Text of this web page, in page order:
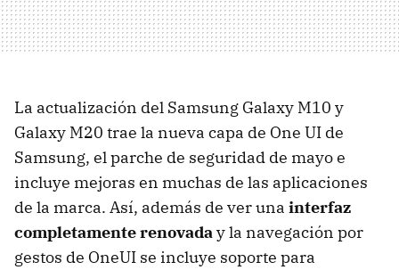
La actualización del Samsung Galaxy M10 y
Galaxy M20 trae la nueva capa de One UI de
Samsung, el parche de seguridad de mayo e
incluye mejoras en muchas de las aplicaciones
de la marca. Así, además de ver una interfaz
completamente renovaday la navegación por
gestos de OneUI se incluye soporte para